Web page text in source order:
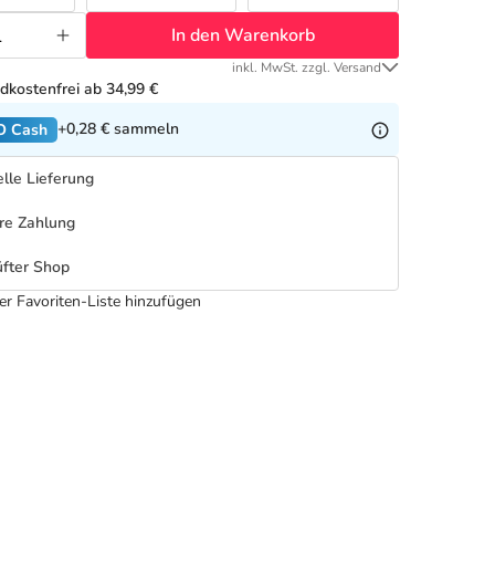
In den Warenkorb
inkl. MwSt. zzgl. Versand
ab 34,99 €
Cash +0,28 € sammeln
Lieferung
Zahlung
Shop
Favoriten-Liste hinzufügen